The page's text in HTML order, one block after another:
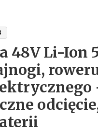
48V Li-Ion